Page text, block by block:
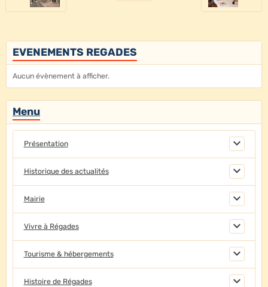
EVENEMENTS REGADES
Aucun évènement à afficher.
Menu
Présentation
Historique des actualités
Mairie
Vivre à Régades
Tourisme & hébergements
Histoire de Régades